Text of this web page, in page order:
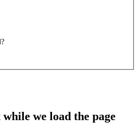
while we load the page